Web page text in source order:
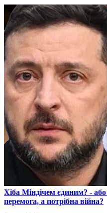
​Хіба Міндічем єдиним? -
перемога, а потрібна війна?